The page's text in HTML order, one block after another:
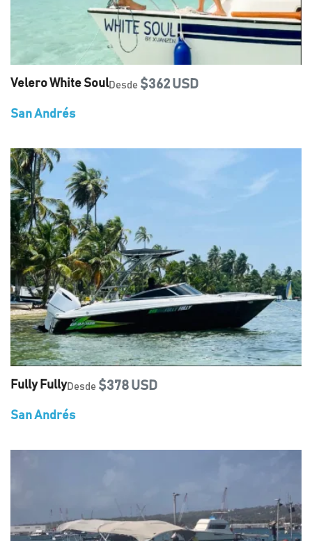
Velero White SoulDesde $362 USD
San Andrés
Fully FullyDesde $378 USD
San Andrés